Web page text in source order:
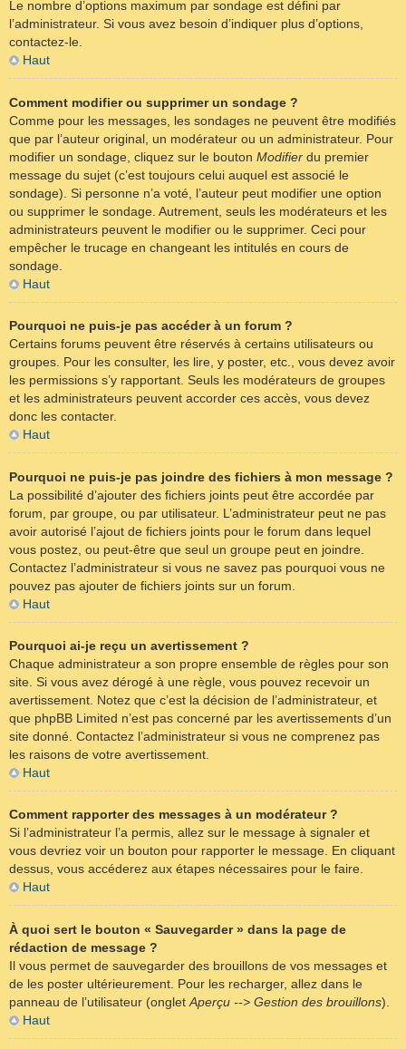
Le nombre d’options maximum par sondage est défini par
l’administrateur. Si vous avez besoin d’indiquer plus d’options,
contactez-le.
Haut
Comment modifier ou supprimer un sondage ?
Comme pour les messages, les sondages ne peuvent être modifiés
que par l’auteur original, un modérateur ou un administrateur. Pour
modifier un sondage, cliquez sur le bouton Modifier du premier
message du sujet (c’est toujours celui auquel est associé le
sondage). Si personne n’a voté, l’auteur peut modifier une option
ou supprimer le sondage. Autrement, seuls les modérateurs et les
administrateurs peuvent le modifier ou le supprimer. Ceci pour
empêcher le trucage en changeant les intitulés en cours de
sondage.
Haut
Pourquoi ne puis-je pas accéder à un forum ?
Certains forums peuvent être réservés à certains utilisateurs ou
groupes. Pour les consulter, les lire, y poster, etc., vous devez avoir
les permissions s’y rapportant. Seuls les modérateurs de groupes
et les administrateurs peuvent accorder ces accès, vous devez
donc les contacter.
Haut
Pourquoi ne puis-je pas joindre des fichiers à mon message ?
La possibilité d’ajouter des fichiers joints peut être accordée par
forum, par groupe, ou par utilisateur. L’administrateur peut ne pas
avoir autorisé l’ajout de fichiers joints pour le forum dans lequel
vous postez, ou peut-être que seul un groupe peut en joindre.
Contactez l’administrateur si vous ne savez pas pourquoi vous ne
pouvez pas ajouter de fichiers joints sur un forum.
Haut
Pourquoi ai-je reçu un avertissement ?
Chaque administrateur a son propre ensemble de règles pour son
site. Si vous avez dérogé à une règle, vous pouvez recevoir un
avertissement. Notez que c’est la décision de l’administrateur, et
que phpBB Limited n’est pas concerné par les avertissements d’un
site donné. Contactez l’administrateur si vous ne comprenez pas
les raisons de votre avertissement.
Haut
Comment rapporter des messages à un modérateur ?
Si l’administrateur l’a permis, allez sur le message à signaler et
vous devriez voir un bouton pour rapporter le message. En cliquant
dessus, vous accéderez aux étapes nécessaires pour le faire.
Haut
À quoi sert le bouton « Sauvegarder » dans la page de
rédaction de message ?
Il vous permet de sauvegarder des brouillons de vos messages et
de les poster ultérieurement. Pour les recharger, allez dans le
panneau de l’utilisateur (onglet Aperçu --> Gestion des brouillons).
Haut